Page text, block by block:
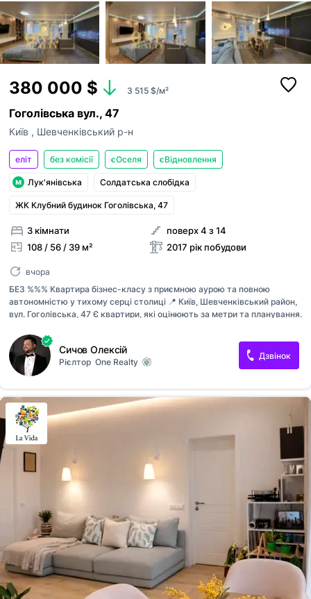
380 000 $ 3 515 $/м²
Гоголівська вул., 47
Київ , Шевченківський р-н
еліт без комісії єОселя єВідновлення
Лук'янівська Солдатська слобідка
ЖК Клубний будинок Гоголівська, 47
3 кімнати
108 / 56 / 39 м²
поверх 4 з 14
2017 рік побудови
вчора
БЕЗ %%% Квартира бізнес-класу з приємною аурою та повною
автономністю у тихому серці столиці 📍 Київ, Шевченківський район,
вул. Гоголівська, 47 Є квартири, які оцінюють за метри та планування.
приємною аурою простору. Саме така ця квартира. Щоб зрозуміти це
відчуття — її варто побачити особисто. Квартира розташована у
сучасному будинку бізнес-класу в тихій частині історичного центру
Києва. Тут гармонійно поєднуються престижна адреса, комфорт
сучасного будинку та спокій респектабельного району. Окрема
важлива перевага — повна автономність під час відключень
електроенергії. У квартирі встановлено два інвертори, що
забезпечують...
Сичов Олексій
Рієлтор One Realty
Дзвінок